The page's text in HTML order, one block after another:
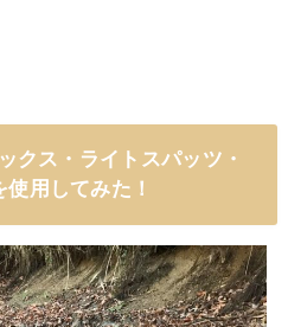
クス・ライトスパッツ・
用してみた！